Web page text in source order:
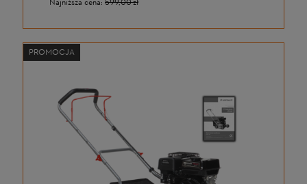
Najniższa cena: 599,00 zł
PROMOCJA